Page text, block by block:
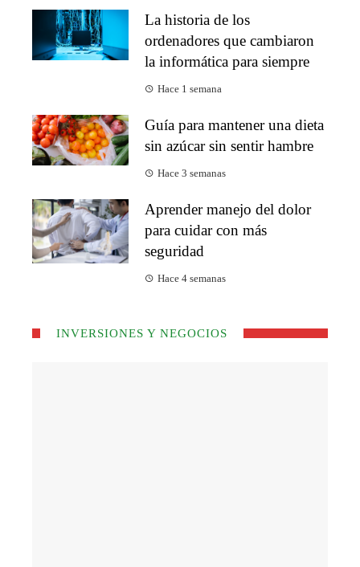
La historia de los
ordenadores que cambiaron
la informática para siempre
Hace 1 semana
Guía para mantener una dieta
sin azúcar sin sentir hambre
Hace 3 semanas
Aprender manejo del dolor
para cuidar con más
seguridad
Hace 4 semanas
INVERSIONES Y NEGOCIOS